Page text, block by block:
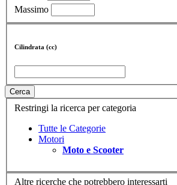
Massimo
Cilindrata (cc)
Cerca
Restringi la ricerca per categoria
Tutte le Categorie
Motori
Moto e Scooter
Altre ricerche che potrebbero interessarti